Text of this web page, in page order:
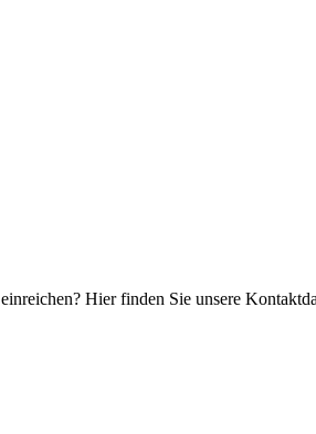
einreichen? Hier finden Sie unsere